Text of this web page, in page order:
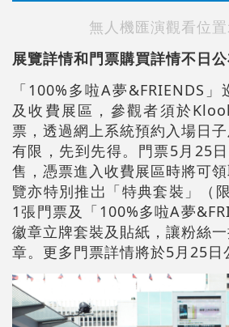
無人機匯演觀看位
展覽詳情和門票購買詳情不日
「100%多啦A夢&FRIENDS
及收費展區，參觀者須於
票，透過網上系統預約入場日
有限，先到先得。門票5月25
售，憑票進入收費展區時將可
覽亦特別推岀「特典套裝」（
1張門票及「100%多啦A夢
徽章立牌套裝及貼紙，讓粉絲
章。更多門票詳情將於5月25日